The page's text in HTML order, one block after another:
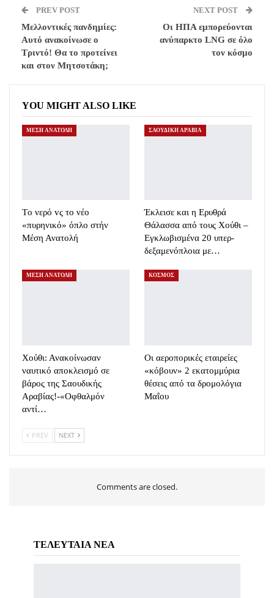
PREV POST
Μελλοντικές πανδημίες:
Αυτό ανακοίνωσε ο
Τριντό! Θα το προτείνει
και στον Μητσοτάκη;
NEXT POST
Οι ΗΠΑ εμπορεύονται
ανύπαρκτο LNG σε όλο
τον κόσμο
YOU MIGHT ALSO LIKE
ΜΕΣΗ ΑΝΑΤΟΛΗ
Τo νερό vς τo νέο
«πυρηνικό» όπλο στήν
Μέση Ανατολή
ΣΑΟΥΔΙΚΗ ΑΡΑΒΙΑ
Έκλεισε και η Ερυθρά
Θάλασσα από τους Χούθι –
Εγκλωβισμένα 20 υπερ-
δεξαμενόπλοια με…
ΜΕΣΗ ΑΝΑΤΟΛΗ
Χούθι: Ανακοίνωσαν
ναυτικό αποκλεισμό σε
βάρος της Σαουδικής
Αραβίας!-«Οφθαλμόν
αντί…
ΚΟΣΜΟΣ
Οι αεροπορικές εταιρείες
«κόβουν» 2 εκατομμύρια
θέσεις από τα δρομολόγια
Μαΐου
PREV NEXT
Comments are closed.
ΤΕΛΕΥΤΑΙΑ ΝΕΑ